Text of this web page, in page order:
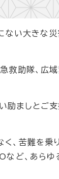
ない大きな災
救助隊、広
励ましとご
、苦難を乗
など、あらゆ